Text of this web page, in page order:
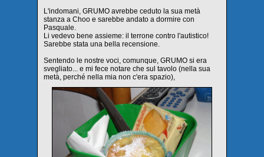
L'indomani, GRUMO avrebbe ceduto la sua metà
stanza a Choo e sarebbe andato a dormire con
Pasquale.
Li vedevo bene assieme: il terrone contro l'autistico!
Sarebbe stata una bella recensione.
Sentendo le nostre voci, comunque, GRUMO si era
svegliato... e mi fece notare che sul tavolo (nella sua
metà, perché nella mia non c'era spazio),